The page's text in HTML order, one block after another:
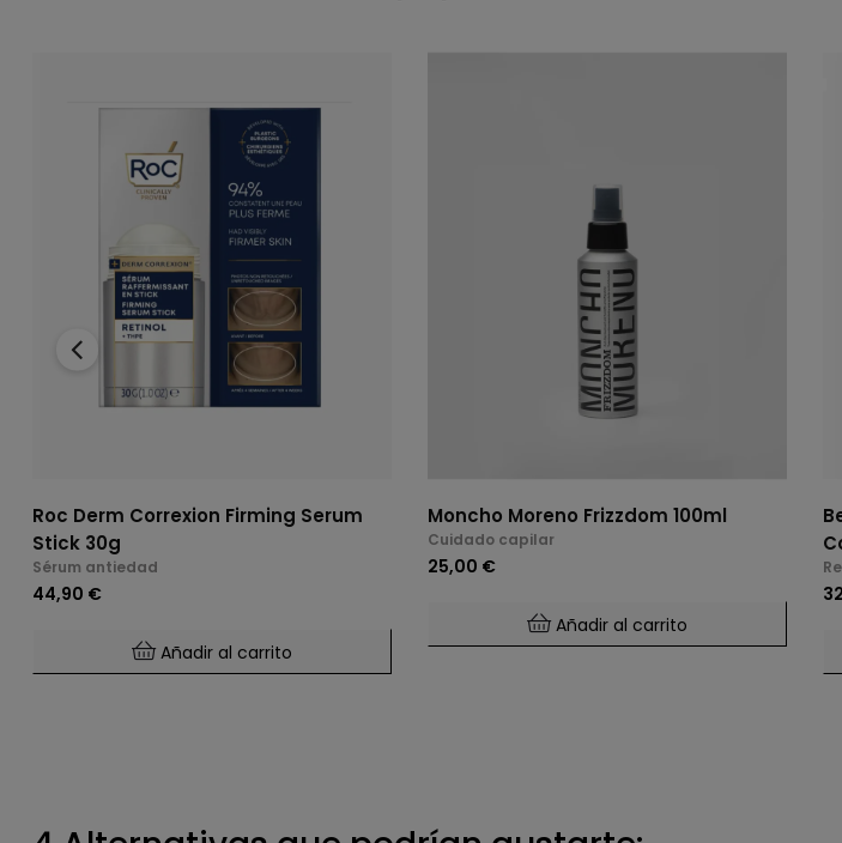
Roc Derm Correxion Firming Serum
Stick 30g
Sérum antiedad
44,90 €
Añadir al carrito
Moncho Moreno Frizzdom 100ml
Cuidado capilar
25,00 €
Añadir al carrito
‹